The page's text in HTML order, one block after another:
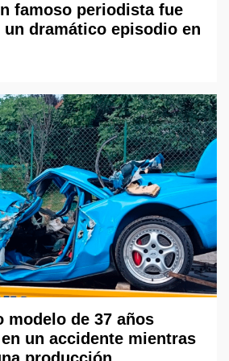
famoso periodista fue
dramático episodio en
modelo de 37 años
un accidente mientras